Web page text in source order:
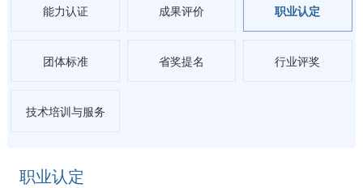
能力认证 成果评价 职业认定
团体标准 省奖提名 行业评奖
技术培训与服务
职业认定